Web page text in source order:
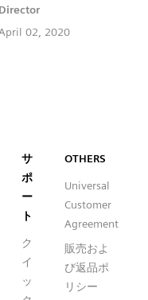
Director
02, 2020
サ
ポ
ー
ト
ク
イ
ッ
OTHERS
Universal
Customer
Agreement
販売およ
び返品ポ
リシー